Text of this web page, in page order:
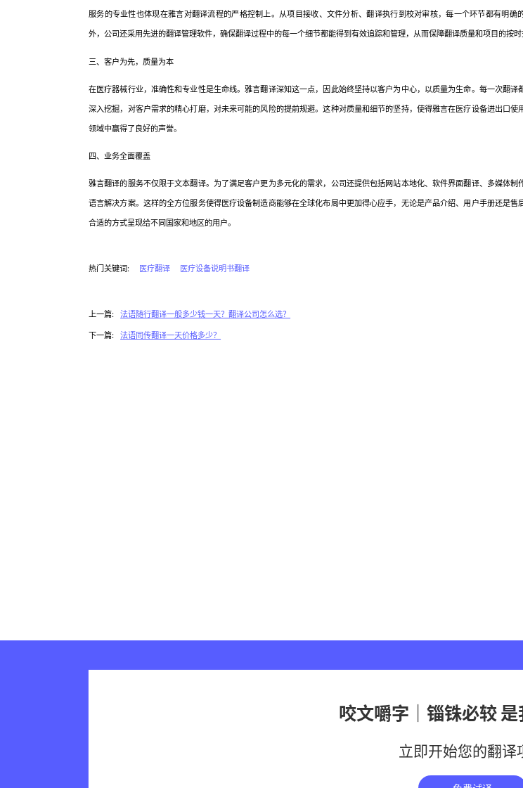
服务的专业性也体现在雅言对翻译流程的严格控制上。从项目接收、文件分析、翻译执行到校对审核，每一个环节都有明确
外，公司还采用先进的翻译管理软件，确保翻译过程中的每一个细节都能得到有效追踪和管理，从而保障翻译质量和项目的按时
三、客户为先，质量为本
在医疗器械行业，准确性和专业性是生命线。雅言翻译深知这一点，因此始终坚持以客户为中心，以质量为生命。每一次翻译
深入挖掘，对客户需求的精心打磨，对未来可能的风险的提前规避。这种对质量和细节的坚持，使得雅言在医疗设备进出口使
领域中赢得了良好的声誉。
四、业务全面覆盖
雅言翻译的服务不仅限于文本翻译。为了满足客户更为多元化的需求，公司还提供包括网站本地化、软件界面翻译、多媒体制
语言解决方案。这样的全方位服务使得医疗设备制造商能够在全球化布局中更加得心应手，无论是产品介绍、用户手册还是售
合适的方式呈现给不同国家和地区的用户。
热门关键词: 医疗翻译 医疗设备说明书翻译
上一篇: 法语随行翻译一般多少钱一天？翻译公司怎么选？
下一篇: 法语同传翻译一天价格多少？
咬文嚼字｜锱铢必较
立即开始您的翻译